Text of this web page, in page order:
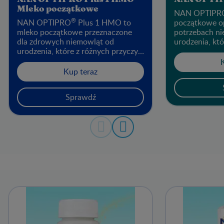
Mleko początkowe
NAN OPTIPRO® Plus 1 HMO to
mleko początkowe przeznaczone
dla zdrowych niemowląt od
urodzenia, które z różnych przyczyn
nie mogą być karmione piersią.
Kup teraz
Sprawdź
NAN
początkowe
potrzebach
urodzenia,
nie są
odpowiednie
uzupełnienie
zaistnieje
OPTIPRO® 1
dziecku